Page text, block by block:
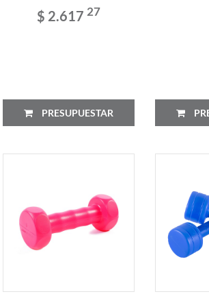
$ 2.61727
PRESUPUESTAR